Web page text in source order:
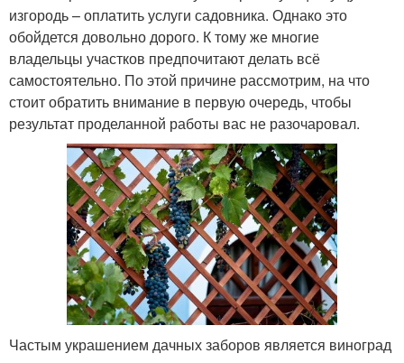
изгородь – оплатить услуги садовника. Однако это
обойдется довольно дорого. К тому же многие
владельцы участков предпочитают делать всё
самостоятельно. По этой причине рассмотрим, на что
стоит обратить внимание в первую очередь, чтобы
результат проделанной работы вас не разочаровал.
Частым украшением дачных заборов является виноград